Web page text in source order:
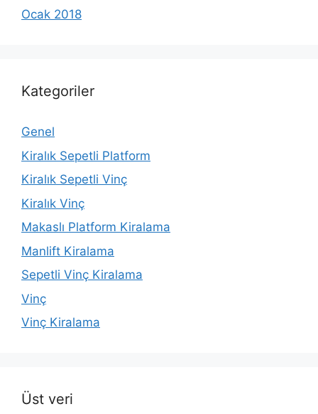
Ocak 2018
Kategoriler
Genel
Kiralık Sepetli Platform
Kiralık Sepetli Vinç
Kiralık Vinç
Makaslı Platform Kiralama
Manlift Kiralama
Sepetli Vinç Kiralama
Vinç
Vinç Kiralama
Üst veri